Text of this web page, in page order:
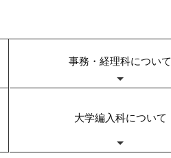
事務・経理科について
大学編入科について